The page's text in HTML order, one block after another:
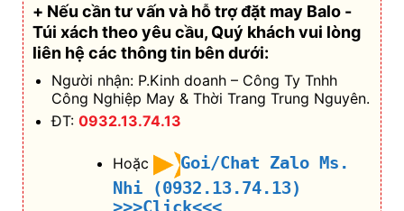
+ Nếu cần tư vấn và hỗ trợđặt may Balo -
Túi xách theo yêu cầu, Quý khách vui lòng
liên hệ các thông tin bên dưới:
Người nhận: P.Kinh doanh – Công Ty Tnhh
Công Nghiệp May & Thời Trang Trung Nguyên.
ĐT: 0932.13.74.13
Hoặc
Goi/Chat Zalo Ms.
Nhi (0932.13.74.13)
>>>Click<<<